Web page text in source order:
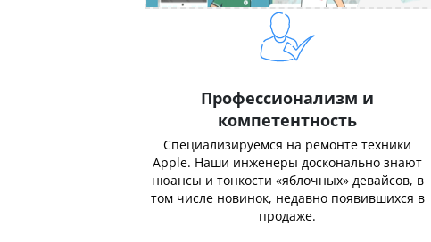
Профессионализм и
компетентность
Специализируемся на ремонте техники
Apple. Наши инженеры досконально знают
нюансы и тонкости «яблочных» девайсов, в
том числе новинок, недавно появившихся в
продаже.